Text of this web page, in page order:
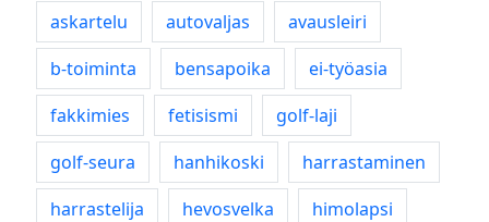
askartelu
autovaljas
avausleiri
b-toiminta
bensapoika
ei-työasia
fakkimies
fetisismi
golf-laji
golf-seura
hanhikoski
harrastaminen
harrastelija
hevosvelka
himolapsi